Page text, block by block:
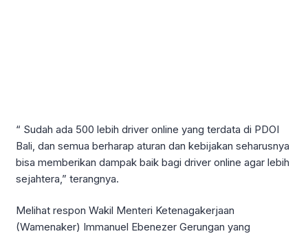
“ Sudah ada 500 lebih driver online yang terdata di PDOI
Bali, dan semua berharap aturan dan kebijakan seharusnya
bisa memberikan dampak baik bagi driver online agar lebih
sejahtera,” terangnya.
Melihat respon Wakil Menteri Ketenagakerjaan
(Wamenaker) Immanuel Ebenezer Gerungan yang